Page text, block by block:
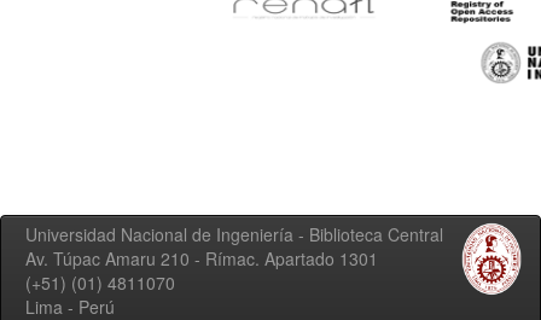
Universidad Nacional de Ingeniería - Biblioteca Central
Av. Túpac Amaru 210 - Rímac. Apartado 1301
(+51) (01) 4811070
Lima - Perú